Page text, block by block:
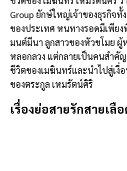
Group ยักษ์ใหญ่เจ้าของธุรกิจ
ของประเทศ หนทางรอดมีเพีย
มนต์มีนา ลูกสาวของหัวขโมย ผู้
หลอกลวง แต่กลายเป็นคนสำคั
ชีวิตของเมฆินทร์และนำไปสู่เงื่
ของตระกูล เหมรัตน์ศิริ
เรื่องย่อสายรักสายเลือ